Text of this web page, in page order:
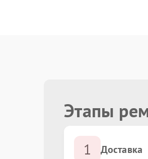
Этапы
1 Доставка